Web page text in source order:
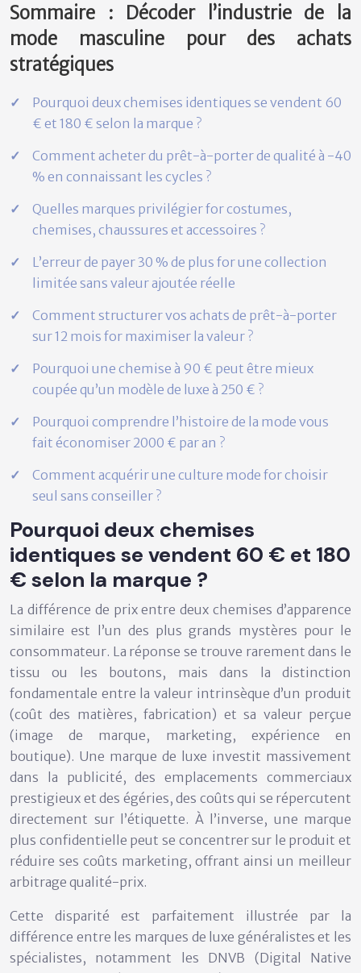
Sommaire : Décoder l’industrie de la
mode masculine pour des achats
stratégiques
Pourquoi deux chemises identiques se vendent 60
€ et 180 € selon la marque ?
Comment acheter du prêt-à-porter de qualité à -40
% en connaissant les cycles ?
Quelles marques privilégier for costumes,
chemises, chaussures et accessoires ?
L’erreur de payer 30 % de plus for une collection
limitée sans valeur ajoutée réelle
Comment structurer vos achats de prêt-à-porter
sur 12 mois for maximiser la valeur ?
Pourquoi une chemise à 90 € peut être mieux
coupée qu’un modèle de luxe à 250 € ?
Pourquoi comprendre l’histoire de la mode vous
fait économiser 2000 € par an ?
Comment acquérir une culture mode for choisir
seul sans conseiller ?
Pourquoi deux chemises
identiques se vendent 60 € et 180
€ selon la marque ?
La différence de prix entre deux chemises d’apparence
similaire est l’un des plus grands mystères pour le
consommateur. La réponse se trouve rarement dans le
tissu ou les boutons, mais dans la distinction
fondamentale entre la valeur intrinsèque d’un produit
(coût des matières, fabrication) et sa valeur perçue
(image de marque, marketing, expérience en
boutique). Une marque de luxe investit massivement
dans la publicité, des emplacements commerciaux
prestigieux et des égéries, des coûts qui se répercutent
directement sur l’étiquette. À l’inverse, une marque
plus confidentielle peut se concentrer sur le produit et
réduire ses coûts marketing, offrant ainsi un meilleur
arbitrage qualité-prix.
Cette disparité est parfaitement illustrée par la
différence entre les marques de luxe généralistes et les
spécialistes, notamment les DNVB (Digital Native